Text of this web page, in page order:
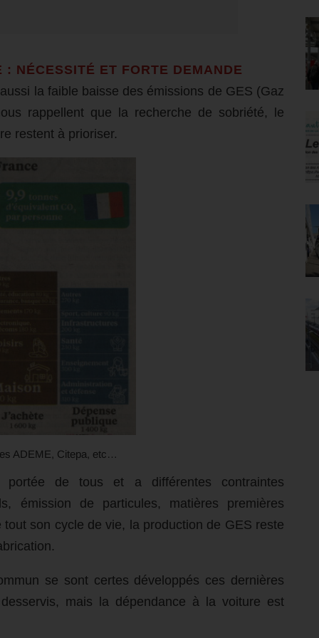
NÉCESSITÉ ET FORTE DEMANDE
la faible baisse des émissions de GES (Gaz
rappellent que la recherche de sobriété, le
restent à prioriser.
ADEME, Citepa, etc…
de tous et a différentes contraintes
émission de particules, matières premières
son cycle de vie, la production de GES reste
se sont certes développés ces dernières
mais la dépendance à la voiture est